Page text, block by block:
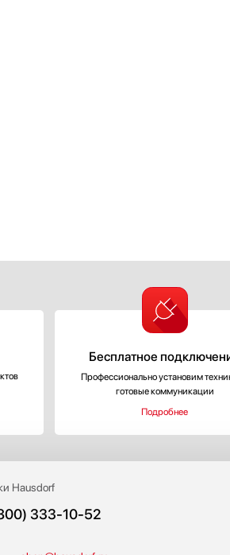
Бесплатное
Профессионально установим
готовые коммуникации
Подробнее
Hausdorf
333-10-52